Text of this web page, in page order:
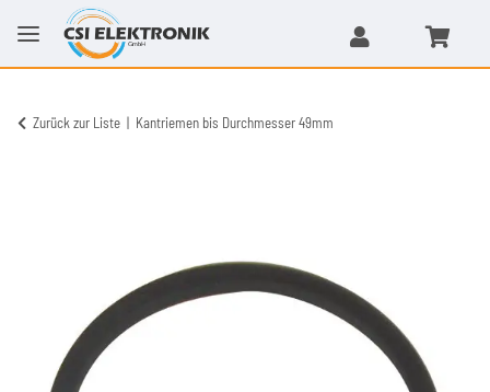
Zurück zur Liste Kantriemen bis Durchmesser 49mm